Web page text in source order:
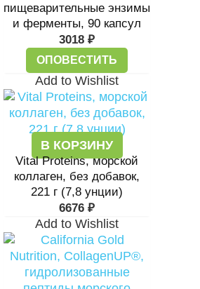
пищеварительные энзимы
и ферменты, 90 капсул
3018 ₽
ОПОВЕСТИТЬ
Add to Wishlist
В КОРЗИНУ
Vital Proteins, морской
коллаген, без добавок,
221 г (7,8 унции)
6676 ₽
Add to Wishlist